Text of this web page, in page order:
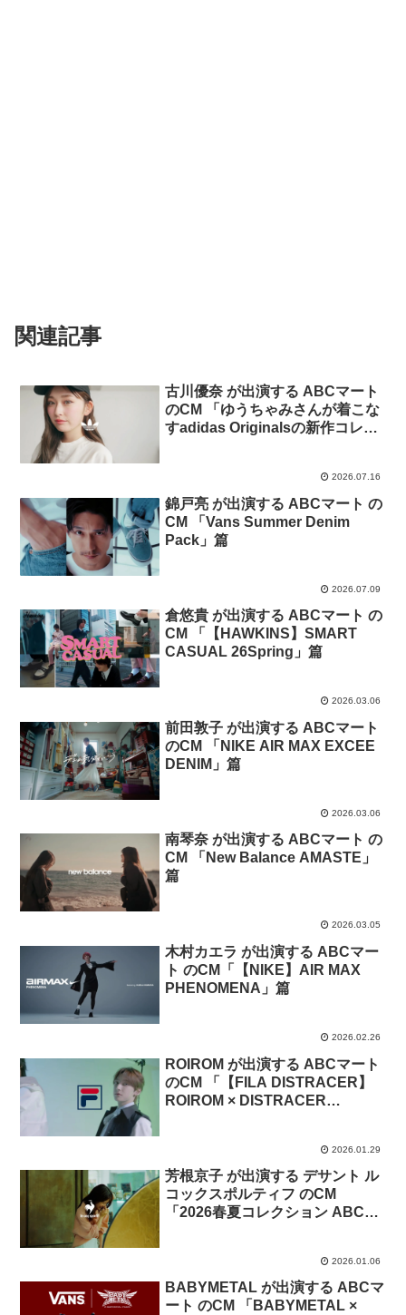
関連記事
古川優奈 が出演する ABCマート
のCM 「ゆうちゃみさんが着こな
すadidas Originalsの新作コレク
2026.07.16
錦戸亮 が出演する ABCマート の
CM 「Vans Summer Denim
Pack」篇
2026.07.09
倉悠貴 が出演する ABCマート の
CM 「【HAWKINS】SMART
CASUAL 26Spring」篇
2026.03.06
前田敦子 が出演する ABCマート
のCM 「NIKE AIR MAX EXCEE
DENIM」篇
2026.03.06
南琴奈 が出演する ABCマート の
CM 「New Balance AMASTE」
篇
2026.03.05
木村カエラ が出演する ABCマー
ト のCM「【NIKE】AIR MAX
PHENOMENA」篇
2026.02.26
ROIROM が出演する ABCマート
のCM 「【FILA DISTRACER】
ROIROM × DISTRACER
2026.01.29
芳根京子 が出演する デサント ル
コックスポルティフ のCM
「2026春夏コレクション ABCマ
2026.01.06
BABYMETAL が出演する ABCマ
ート のCM 「BABYMETAL ×